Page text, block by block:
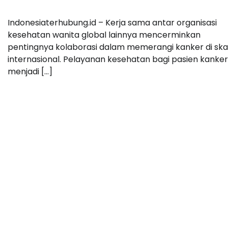
Indonesiaterhubung.id – Kerja sama antar organisasi
kesehatan wanita global lainnya mencerminkan
pentingnya kolaborasi dalam memerangi kanker di
internasional. Pelayanan kesehatan bagi pasien kanker
menjadi […]